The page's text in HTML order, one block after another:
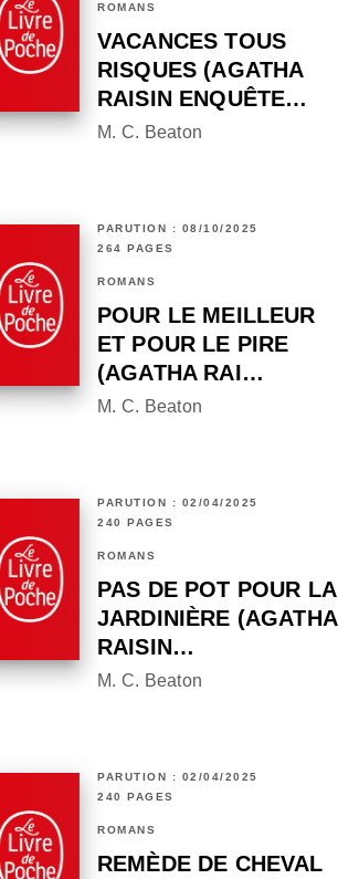
ROMANS
VACANCES TOUS
RISQUES (AGATHA
RAISIN ENQUÊTE…
M. C. Beaton
PARUTION : 08/10/2025
264 PAGES
ROMANS
POUR LE MEILLEUR
ET POUR LE PIRE
(AGATHA RAI…
M. C. Beaton
PARUTION : 02/04/2025
240 PAGES
ROMANS
PAS DE POT POUR LA
JARDINIÈRE (AGATHA
RAISIN…
M. C. Beaton
PARUTION : 02/04/2025
240 PAGES
ROMANS
REMÈDE DE CHEVAL